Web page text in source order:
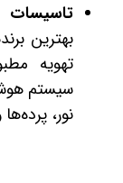
تاسیسات
بهترین
تهویه
نور،